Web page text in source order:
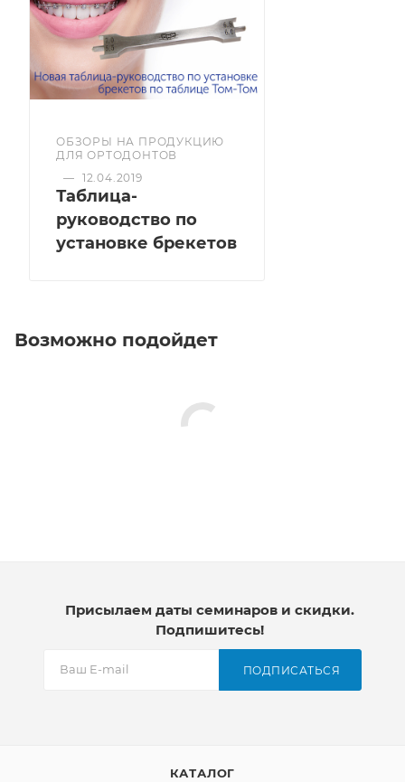
ОБЗОРЫ НА ПРОДУКЦИЮ
ДЛЯ ОРТОДОНТОВ
— 12.04.2019
Таблица-
руководство по
установке брекетов
Возможно подойдет
Присылаем даты семинаров и скидки.
Подпишитесь!
ПОДПИСАТЬСЯ
КАТАЛОГ